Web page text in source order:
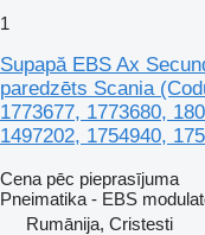
1
Supapă EBS Ax
paredzēts Scania
1773677, 1773680,
1497202, 1754940,
Cena pēc pieprasījuma
Pneimatika - EBS
Rumānija, Cristesti